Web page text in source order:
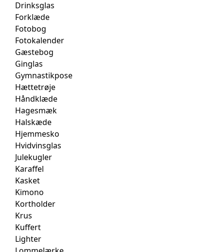
Drinksglas
Forklæde
Fotobog
Fotokalender
Gæstebog
Ginglas
Gymnastikpose
Hættetrøje
Håndklæde
Hagesmæk
Halskæde
Hjemmesko
Hvidvinsglas
Julekugler
Karaffel
Kasket
Kimono
Kortholder
Krus
Kuffert
Lighter